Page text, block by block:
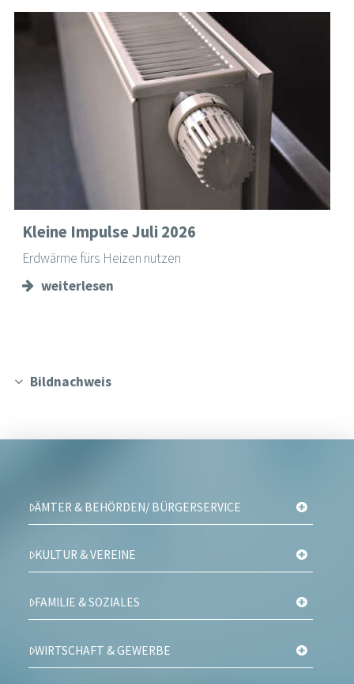
Kleine Impulse Juli 2026
Erdwärme fürs Heizen nutzen
weiterlesen
Bildnachweis
ÄMTER & BEHÖRDEN/ BÜRGERSERVICE
KULTUR & VEREINE
FAMILIE & SOZIALES
WIRTSCHAFT & GEWERBE